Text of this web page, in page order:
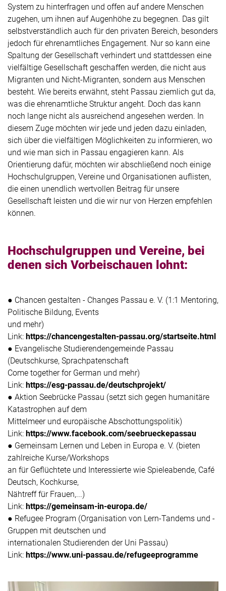
System zu hinterfragen und offen auf andere Menschen
zugehen, um ihnen auf Augenhöhe zu begegnen. Das gilt
selbstverständlich auch für den privaten Bereich, besonders
jedoch für ehrenamtliches Engagement. Nur so kann eine
Spaltung der Gesellschaft verhindert und stattdessen eine
vielfältige Gesellschaft geschaffen werden, die nicht aus
Migranten und Nicht-Migranten, sondern aus Menschen
besteht. Wie bereits erwähnt, steht Passau ziemlich gut da,
was die ehrenamtliche Struktur angeht. Doch das kann
noch lange nicht als ausreichend angesehen werden. In
diesem Zuge möchten wir jede und jeden dazu einladen,
sich über die vielfältigen Möglichkeiten zu informieren, wo
und wie man sich in Passau engagieren kann. Als
Orientierung dafür, möchten wir abschließend noch einige
Hochschulgruppen, Vereine und Organisationen auflisten,
die einen unendlich wertvollen Beitrag für unsere
Gesellschaft leisten und die wir nur von Herzen empfehlen
können.
Hochschulgruppen und Vereine, bei
denen sich Vorbeischauen lohnt:
● Chancen gestalten - Changes Passau e. V. (1:1 Mentoring,
Politische Bildung, Events
und mehr)
Link: https://chancengestalten-passau.org/startseite.html
● Evangelische Studierendengemeinde Passau
(Deutschkurse, Sprachpatenschaft
Come together for German und mehr)
Link: https://esg-passau.de/deutschprojekt/
● Aktion Seebrücke Passau (setzt sich gegen humanitäre
Katastrophen auf dem
Mittelmeer und europäische Abschottungspolitik)
Link: https://www.facebook.com/seebrueckepassau
● Gemeinsam Lernen und Leben in Europa e. V. (bieten
zahlreiche Kurse/Workshops
an für Geflüchtete und Interessierte wie Spieleabende, Café
Deutsch, Kochkurse,
Nähtreff für Frauen,...)
Link: https://gemeinsam-in-europa.de/
● Refugee Program (Organisation von Lern-Tandems und -
Gruppen mit deutschen und
internationalen Studierenden der Uni Passau)
Link: https://www.uni-passau.de/refugeeprogramme